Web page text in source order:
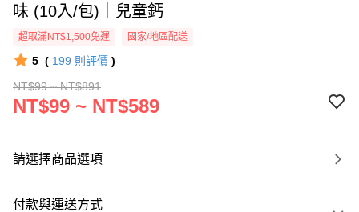
味 (10入/包)｜兒童鈣
超取滿NT$1,500免運 國家/地區配送
5 ( 199 則評價 )
NT$99 ~ NT$891
NT$99 ~ NT$589
請選擇商品選項
付款與運送方式